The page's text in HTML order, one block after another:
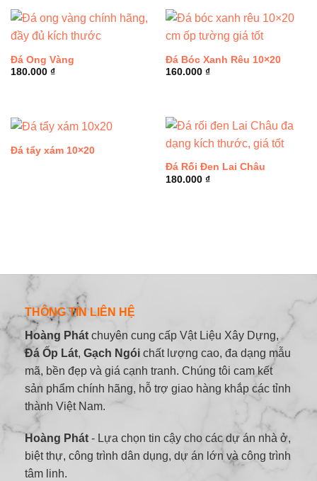
Đá Ong Vàng
180.000 ₫
Đá Bóc Xanh Rêu 10×20
160.000 ₫
Đá tẩy xám 10×20
Đá Rối Đen Lai Châu
180.000 ₫
THÔNG TIN LIÊN HỆ
Hoàng Phát chuyên cung cấp Vật Liệu Xây Dựng,
Đá Ốp Lát, Gạch Ngói chất lượng cao, đa dạng mẫu
mã, bền đẹp và giá cạnh tranh. Chúng tôi cam kết
sản phẩm chính hãng, hỗ trợ giao hàng khắp các tỉnh
thành Việt Nam.
Hoàng Phát - Lựa chọn tin cậy cho các dự án nhà ở,
biệt thự, công trình dân dụng, dự án lớn và công trình
tâm linh.